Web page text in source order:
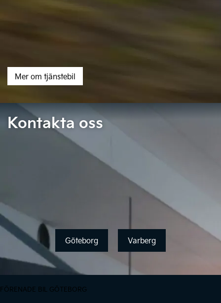
Mer om tjänstebil
Kontakta oss
Göteborg Varberg
FÖRENADE BIL GÖTEBORG